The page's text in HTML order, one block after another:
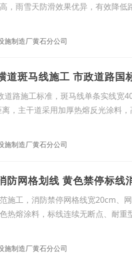
，雨雪天防滑效果优异，有效降低
施制造厂黄石分公司
道斑马线施工 市政道路国
道路施工标准，斑马线单条实线宽
，主干道采用加厚热熔反光涂料
施制造厂黄石分公司
防网格划线 黄色禁停标线
施工，消防禁停网格线宽20cm、
热熔涂料，标线连续无断点、耐
施制造厂黄石分公司